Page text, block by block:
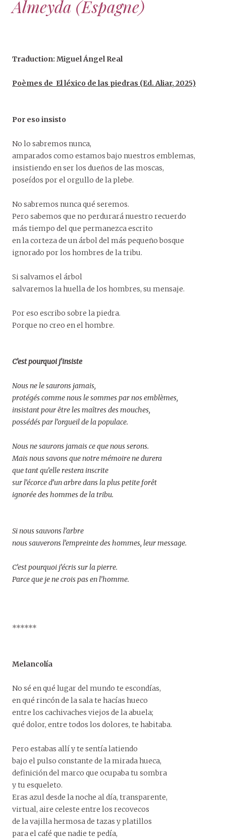
Almeyda (Espagne)
Traduction: Miguel Ángel Real
Poèmes de El léxico de las piedras (Ed. Aliar, 2025)
Por eso insisto
No lo sabremos nunca,
amparados como estamos bajo nuestros emblemas,
insistiendo en ser los dueños de las moscas,
poseídos por el orgullo de la plebe.
No sabremos nunca qué seremos.
Pero sabemos que no perdurará nuestro recuerdo
más tiempo del que permanezca escrito
en la corteza de un árbol del más pequeño bosque
ignorado por los hombres de la tribu.
Si salvamos el árbol
salvaremos la huella de los hombres, su mensaje.
Por eso escribo sobre la piedra.
Porque no creo en el hombre.
C’est pourquoi j’insiste
Nous ne le saurons jamais,
protégés comme nous le sommes par nos emblèmes,
insistant pour être les maîtres des mouches,
possédés par l’orgueil de la populace.
Nous ne saurons jamais ce que nous serons.
Mais nous savons que notre mémoire ne durera
que tant qu’elle restera inscrite
sur l’écorce d’un arbre dans la plus petite forêt
ignorée des hommes de la tribu.
Si nous sauvons l’arbre
nous sauverons l’empreinte des hommes, leur message.
C’est pourquoi j’écris sur la pierre.
Parce que je ne crois pas en l’homme.
******
Melancolía
No sé en qué lugar del mundo te escondías,
en qué rincón de la sala te hacías hueco
entre los cachivaches viejos de la abuela;
qué dolor, entre todos los dolores, te habitaba.
Pero estabas allí y te sentía latiendo
bajo el pulso constante de la mirada hueca,
definición del marco que ocupaba tu sombra
y tu esqueleto.
Eras azul desde la noche al día, transparente,
virtual, aire celeste entre los recovecos
de la vajilla hermosa de tazas y platillos
para el café que nadie te pedía,